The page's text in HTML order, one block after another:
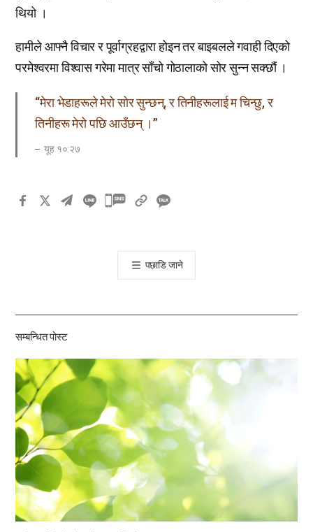
थियो ।
हामीले आफ्नै विचार र पूर्वाग्रहद्वारा होइन तर बाइबलले गवाही दिएको
परमेश्वरमा विश्वास गरेमा मात्र साँचो गोठालाको सोर सुन्न सक्छौं ।
“मेरा भेडाहरूले मेरो सोर सुन्छन्, र तिनीहरूलाई म चिन्छु, र
तिनीहरू मेरो पछि आउँछन् ।”
यूह १०:२७
카
톡
공
기
पछाडि जाने
सम्बन्धित पोस्ट